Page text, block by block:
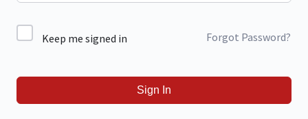
Keep me signed in Forgot Password?
Sign In